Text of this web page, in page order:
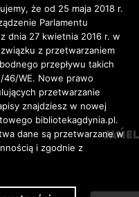
że od 25 maja 2018 r.
Parlamentu
dnia 27 kwietnia 2016 r. w
z przetwarzaniem
przepływu takich
WE. Nowe prawo
przetwarzanie
znajdziesz w nowej
bibliotekagdynia.pl.
dane są przetwarzane w
i zgodnie z